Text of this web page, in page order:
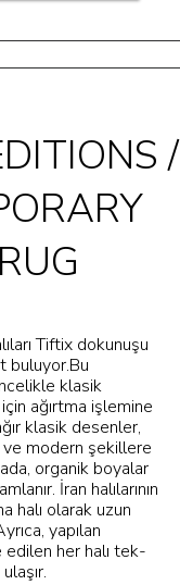
/
Tiftix dokunuşu
buluyor.Bu
klasik
ağırtma işlemine
klasik desenler,
modern şekillere
organik boyalar
İran halılarının
halı olarak uzun
yapılan
edilen her halı tek-